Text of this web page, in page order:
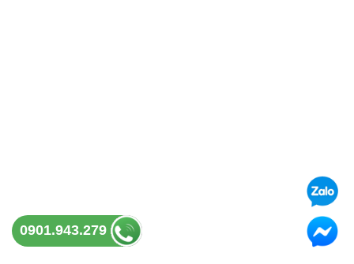
0901.943.279